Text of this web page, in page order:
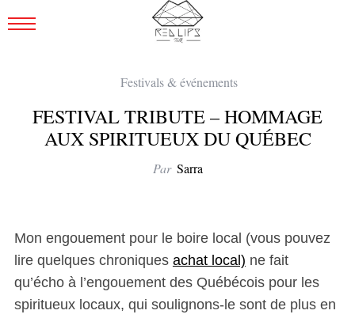
Festivals & événements
FESTIVAL TRIBUTE – HOMMAGE
AUX SPIRITUEUX DU QUÉBEC
Par Sarra
Mon engouement pour le boire local (vous pouvez
lire quelques chroniques achat local) ne fait
qu’écho à l’engouement des Québécois pour les
spiritueux locaux, qui soulignons-le sont de plus en